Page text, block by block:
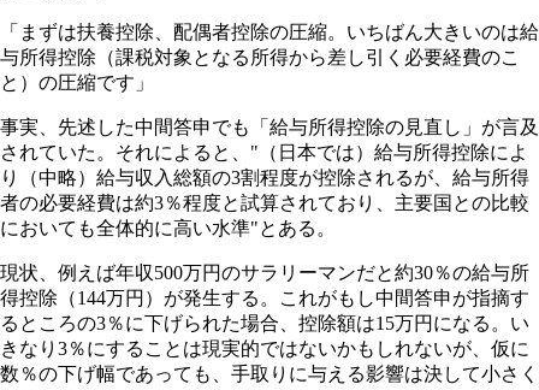
「まずは扶養控除、配偶者控除の圧縮。いちばん大きいのは給
与所得控除（課税対象となる所得から差し引く必要経費のこ
と）の圧縮です」
事実、先述した中間答申でも「給与所得控除の見直し」が言及
されていた。それによると、"（日本では）給与所得控除によ
り（中略）給与収入総額の3割程度が控除されるが、給与所得
者の必要経費は約3％程度と試算されており、主要国との比較
においても全体的に高い水準"とある。
現状、例えば年収500万円のサラリーマンだと約30％の給与所
得控除（144万円）が発生する。これがもし中間答申が指摘す
るところの3％に下げられた場合、控除額は15万円になる。い
きなり3％にすることは現実的ではないかもしれないが、仮に
数％の下げ幅であっても、手取りに与える影響は決して小さく